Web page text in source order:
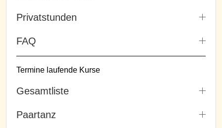
Privatstunden
FAQ
Termine laufende Kurse
Gesamtliste
Paartanz